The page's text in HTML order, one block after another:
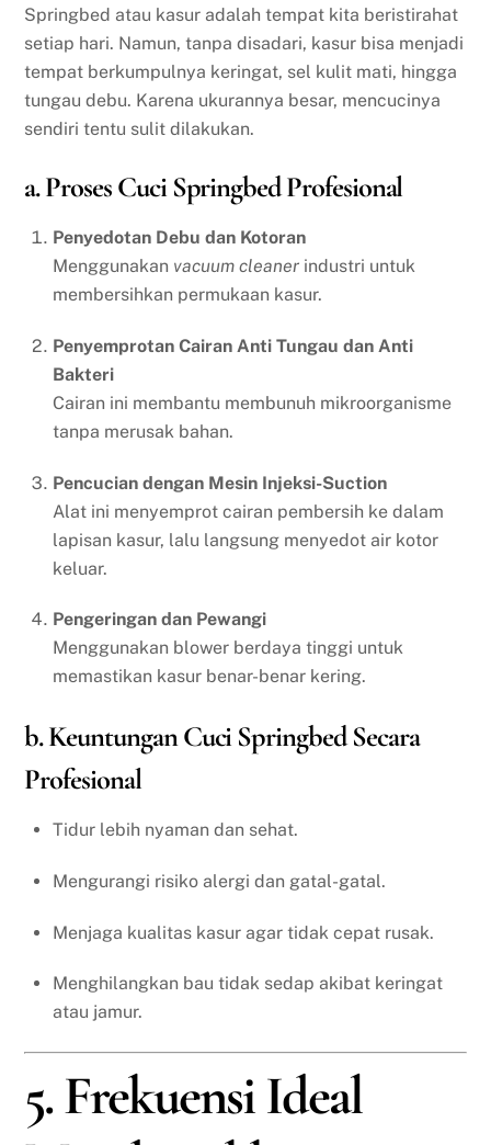
Springbed atau kasur adalah tempat kita beristirahat
setiap hari. Namun, tanpa disadari, kasur bisa menjadi
tempat berkumpulnya keringat, sel kulit mati, hingga
tungau debu. Karena ukurannya besar, mencucinya
sendiri tentu sulit dilakukan.
a. Proses Cuci Springbed Profesional
Penyedotan Debu dan Kotoran
Menggunakan vacuum cleaner industri untuk
membersihkan permukaan kasur.
Penyemprotan Cairan Anti Tungau dan Anti
Bakteri
Cairan ini membantu membunuh mikroorganisme
tanpa merusak bahan.
Pencucian dengan Mesin Injeksi-Suction
Alat ini menyemprot cairan pembersih ke dalam
lapisan kasur, lalu langsung menyedot air kotor
keluar.
Pengeringan dan Pewangi
Menggunakan blower berdaya tinggi untuk
memastikan kasur benar-benar kering.
b. Keuntungan Cuci Springbed Secara
Profesional
Tidur lebih nyaman dan sehat.
Mengurangi risiko alergi dan gatal-gatal.
Menjaga kualitas kasur agar tidak cepat rusak.
Menghilangkan bau tidak sedap akibat keringat
atau jamur.
5. Frekuensi Ideal